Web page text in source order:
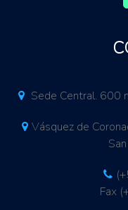
Sede Central. 600
Vásquez de
Fax